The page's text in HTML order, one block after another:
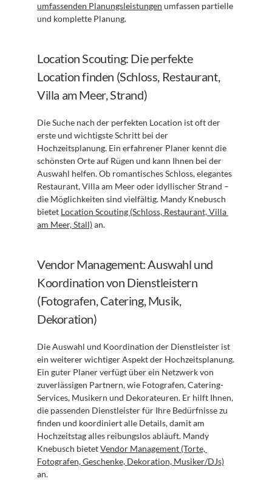
umfassenden Planungsleistungen umfassen partielle
und komplette Planung.
Location Scouting: Die perfekte
Location finden (Schloss, Restaurant,
Villa am Meer, Strand)
Die Suche nach der perfekten Location ist oft der
erste und wichtigste Schritt bei der
Hochzeitsplanung. Ein erfahrener Planer kennt die
schönsten Orte auf Rügen und kann Ihnen bei der
Auswahl helfen. Ob romantisches Schloss, elegantes
Restaurant, Villa am Meer oder idyllischer Strand –
die Möglichkeiten sind vielfältig. Mandy Knebusch
bietet Location Scouting (Schloss, Restaurant, Villa
am Meer, Stall) an.
Vendor Management: Auswahl und
Koordination von Dienstleistern
(Fotografen, Catering, Musik,
Dekoration)
Die Auswahl und Koordination der Dienstleister ist
ein weiterer wichtiger Aspekt der Hochzeitsplanung.
Ein guter Planer verfügt über ein Netzwerk von
zuverlässigen Partnern, wie Fotografen, Catering-
Services, Musikern und Dekorateuren. Er hilft Ihnen,
die passenden Dienstleister für Ihre Bedürfnisse zu
finden und koordiniert alle Details, damit am
Hochzeitstag alles reibungslos abläuft. Mandy
Knebusch bietet Vendor Management (Torte,
Fotografen, Geschenke, Dekoration, Musiker/DJs)
an.